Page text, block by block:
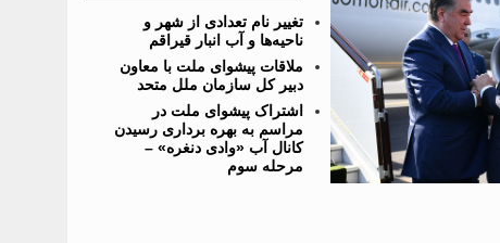
تغییر نام تعدادی از شهر و
ناحیه‌ها و آب انبار قیراقم
ملاقات پیشوای ملت با معاون
دبیر کل سازمان ملل متحد
اشتراک پیشوای ملت در
مراسم به بهره برداری رسیدن
کانال آب «وادی دنغره» –
مرحله سوم